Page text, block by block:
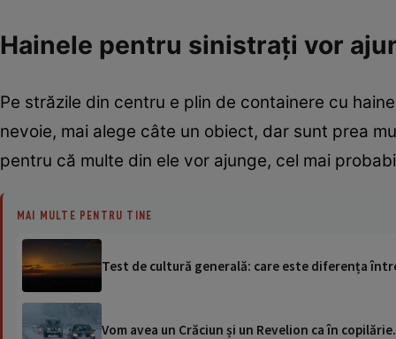
Hainele pentru sinistrați vor
Pe străzile din centru e plin de containere cu
nevoie, mai alege câte un obiect, dar sunt prea
pentru că multe din ele vor ajunge, cel mai
MAI MULTE PENTRU TINE
Test de cultură generală: care este diferența
Vom avea un Crăciun și un Revelion ca în